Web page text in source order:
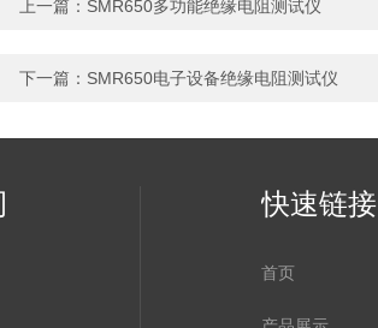
上一篇： SMR650多功能绝缘电阻测试仪
下一篇： SMR650电子设备绝缘电阻测试仪
快速链接
首页